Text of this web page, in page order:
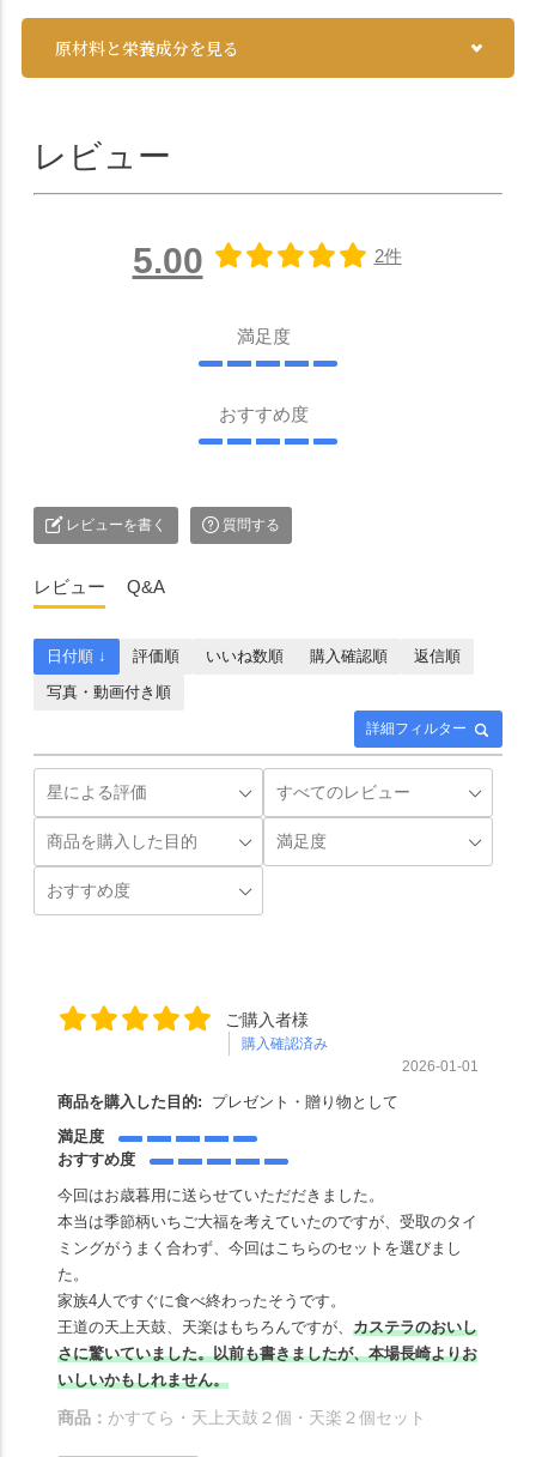
原材料と栄養成分を見る
レビュー
5.00 2件
満足度
おすすめ度
レビューを書く 質問する
レビュー Q&A
詳細フィルター
日付順 ↓ 評価順 いいね数順 購入確認順
返信順
写真・動画付き順
ご購入者様
購入確認済み
2026-01-01
商品を購入した目的:
プレゼント・贈り物として
満足度
おすすめ度
今回はお歳暮用に送らせていただだきました。
本当は季節柄いちご大福を考えていたのですが、受取のタイ
ミングがうまく合わず、今回はこちらのセットを選びまし
た。
家族4人ですぐに食べ終わったそうです。
王道の天上天鼓、天楽はもちろんですが、 カステラのおいし
さに驚いていました。以前も書きましたが、本場長崎よりお
いしいかもしれません。
商品： かすてら・天上天鼓２個・天楽２個セット